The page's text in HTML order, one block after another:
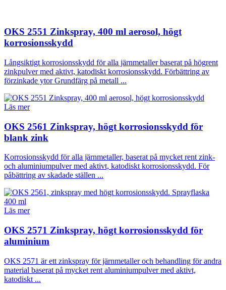
OKS 2551 Zinkspray, 400 ml aerosol, högt
korrosionsskydd
Långsiktigt korrosionsskydd för alla järnmetaller baserat på högrent
zinkpulver med aktivt, katodiskt korrosionsskydd. Förbättring av
förzinkade ytor Grundfärg på metall ...
Läs mer
OKS 2561 Zinkspray, högt korrosionsskydd för
blank zink
Korrosionsskydd för alla järnmetaller, baserat på mycket rent zink-
och aluminiumpulver med aktivt, katodiskt korrosionsskydd. För
påbättring av skadade ställen ...
Läs mer
OKS 2571 Zinkspray, högt korrosionsskydd för
aluminium
OKS 2571 är ett zinkspray för järnmetaller och behandling för andra
material baserat på mycket rent aluminiumpulver med aktivt,
katodiskt ...